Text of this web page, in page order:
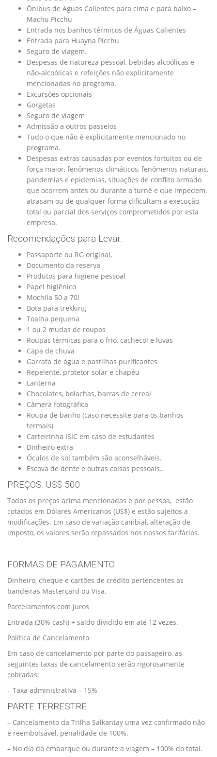
Ônibus de Aguas Calientes para cima e para baixo –
Machu Picchu
Entrada nos banhos térmicos de Águas Calientes
Entrada para Huayna Picchu
Seguro de viagem.
Despesas de natureza pessoal, bebidas alcoólicas e
não-alcoólicas e refeições não explicitamente
mencionadas no programa.
Excursões opcionais
Gorgetas
Seguro de viagem
Admissão a outros passeios
Tudo o que não é explicitamente mencionado no
programa.
Despesas extras causadas por eventos fortuitos ou de
força maior, fenômenos climáticos, fenômenos naturais,
pandemias e epidemias, situações de conflito armado
que ocorrem antes ou durante a turnê e que impedem,
atrasam ou de qualquer forma dificultam a execução
total ou parcial dos serviços comprometidos por esta
empresa.
Recomendações para Levar:
Passaporte ou RG original,
Documento da reserva
Produtos para higiene pessoal
Papel higiênico
Mochila 50 a 70l
Bota para trekking
Toalha pequena
1 ou 2 mudas de roupas
Roupas térmicas para o frio, cachecol e luvas
Capa de chuva
Garrafa de água e pastilhas purificantes
Repelente, protetor solar e chapéu
Lanterna
Chocolates, bolachas, barras de cereal
Câmera fotográfica
Roupa de banho (caso necessite para os banhos
termais)
Carteirinha ISIC em caso de estudantes
Dinheiro extra
Óculos de sol também são aconselháveis.
Escova de dente e outras coisas pessoais..
PREÇOS: US$ 500
Todos os preços acima mencionadas e por pessoa, estão
cotados em Dólares Americanos (US$) e estão sujeitos a
modificações. Em caso de variação cambial, alteração de
imposto, os valores serão repassados nos nossos tarifários.
FORMAS DE PAGAMENTO
Dinheiro, cheque e cartões de crédito pertencentes às
bandeiras Mastercard ou Visa.
Parcelamentos com juros
Entrada (30% cash) + saldo dividido em até 12 vezes.
Política de Cancelamento
Em caso de cancelamento por parte do passageiro, as
seguintes taxas de cancelamento serão rigorosamente
cobradas:
– Taxa administrativa – 15%
PARTE TERRESTRE
– Cancelamento da Trilha Salkantay uma vez confirmado não
e reembolsável, penalidade de 100%.
– No dia do embarque ou durante a viagem – 100% do total.